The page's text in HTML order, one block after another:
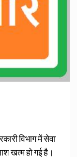
विभाग में सेवा
खत्म हो गई है।